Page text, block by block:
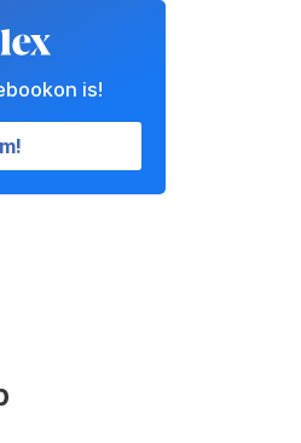
is!